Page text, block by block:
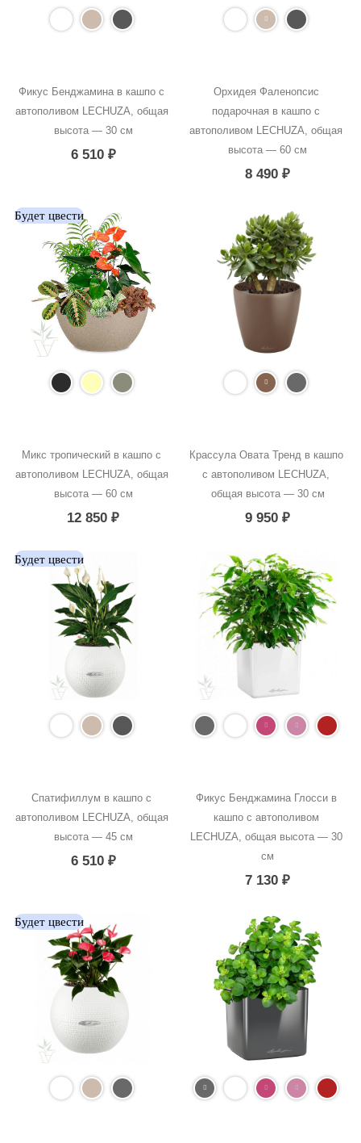
Фикус Бенджамина в кашпо с
автополивом LECHUZA, общая
высота — 30 см
6 510 ₽
Орхидея Фаленопсис
подарочная в кашпо с
автополивом LECHUZA, общая
высота — 60 см
8 490₽
Будет цвести
Микс тропический в кашпо с
автополивом LECHUZA, общая
высота — 60 см
12 850₽
Крассула Овата Тренд в кашпо
с автополивом LECHUZA,
общая высота — 30 см
9 950₽
Будет цвести
Спатифиллум в кашпо с
автополивом LECHUZA, общая
высота — 45 см
6 510 ₽
Фикус Бенджамина Глосси в
кашпо с автополивом
LECHUZA, общая высота — 30
см
7 130₽
Будет цвести